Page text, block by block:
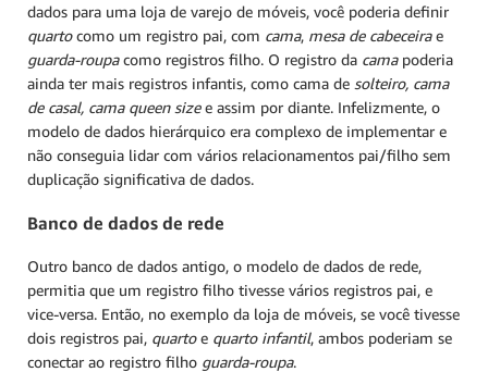
dados para uma loja de varejo de móveis, você poderia definir
quartocomo um registro pai, com cama, mesa de cabeceirae
guarda-roupacomo registros filho. O registro da cama poderia
ainda ter mais registros infantis, como cama de solteiro, cama
de casal, cama queen sizee assim por diante. Infelizmente, o
modelo de dados hierárquico era complexo de implementar e
não conseguia lidar com vários relacionamentos pai/filho sem
duplicação significativa de dados.
Banco de dados de rede
Outro banco de dados antigo, o modelo de dados de rede,
permitia que um registro filho tivesse vários registros pai, e
vice-versa. Então, no exemplo da loja de móveis, se você tivesse
dois registros pai, quartoe quarto infantil, ambos poderiam se
conectar ao registro filho guarda-roupa.